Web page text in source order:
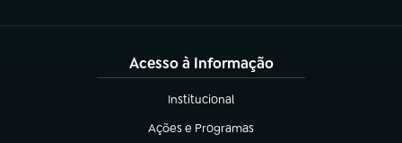
Acesso à Informação
Institucional
(abre em nova aba)
Ações e Programas
(abre em nova aba)